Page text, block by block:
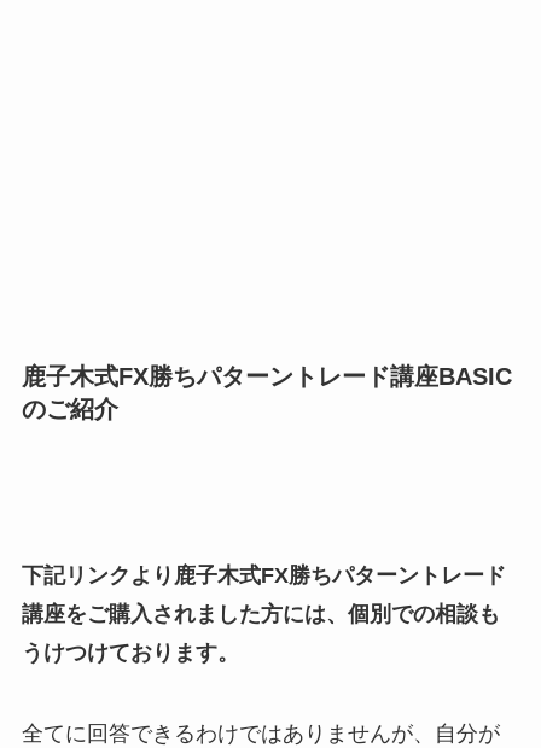
鹿子木式FX勝ちパターントレード講座BASIC
のご紹介
下記リンクより鹿子木式FX勝ちパターントレード
講座をご購入されました方には、個別での相談も
うけつけております。
全てに回答できるわけではありませんが、自分が